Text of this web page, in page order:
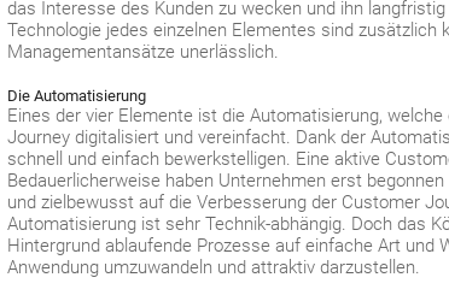
das Interesse des Kunden zu wecken und ihn
Technologie jedes einzelnen Elementes sind
Managementansätze unerlässlich.
Die Automatisierung
Eines der vier Elemente ist die Automatisierung,
Journey digitalisiert und vereinfacht. Dank der
schnell und einfach bewerkstelligen. Eine aktive
Bedauerlicherweise haben Unternehmen erst
und zielbewusst auf die Verbesserung der Customer
Automatisierung ist sehr Technik-abhängig. Doch das
Hintergrund ablaufende Prozesse auf einfache Art und
Anwendung umzuwandeln und attraktiv darzustellen.